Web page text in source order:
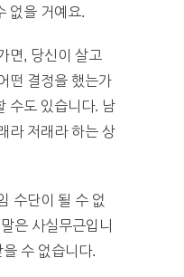
없을 거예요.
면, 당신이 살고
떤 결정을 했는가
수도 있습니다. 남
라 저래라 하는 상
수단이 될 수 없
은 사실무근입니
수 없습니다.